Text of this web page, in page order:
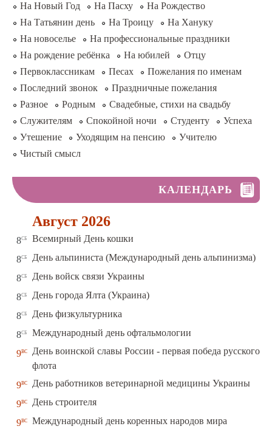
На Новый Год
На Пасху
На Рождество
На Татьянин день
На Троицу
На Хануку
На новоселье
На профессиональные праздники
На рождение ребёнка
На юбилей
Отцу
Первоклассникам
Песах
Пожелания по именам
Последний звонок
Праздничные пожелания
Разное
Родным
Свадебные, стихи на свадьбу
Служителям
Спокойной ночи Студенту
Успеха
Утешение
Уходящим на пенсию
Учителю
Чистый смысл
КАЛЕНДАРЬ
Август 2026
8сб Всемирный День кошки
8сб День альпиниста (Международный день альпинизма)
8сб День войск связи Украины
8сб День города Ялта (Украина)
8сб День физкультурника
8сб Международный день офтальмологии
9вс
День воинской славы России - первая победа русского
флота
9вс День работников ветеринарной медицины Украины
9вс День строителя
9вс Международный день коренных народов мира